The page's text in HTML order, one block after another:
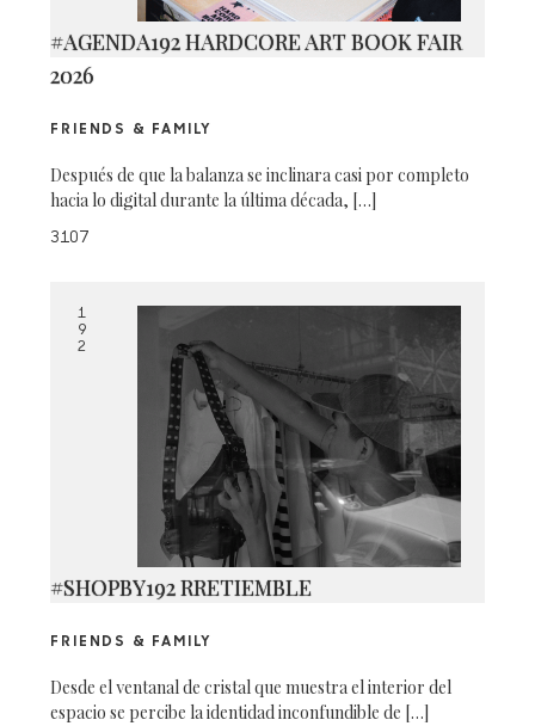
#AGENDA192 HARDCORE ART BOOK FAIR
2026
FRIENDS & FAMILY
Después de que la balanza se inclinara casi por completo
hacia lo digital durante la última década, […]
3107
1
9
2
#SHOPBY192 RRETIEMBLE
FRIENDS & FAMILY
Desde el ventanal de cristal que muestra el interior del
espacio se percibe la identidad inconfundible de […]